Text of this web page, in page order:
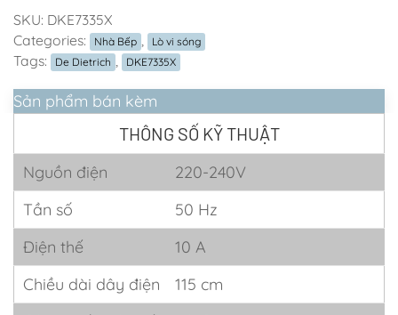
SKU: DKE7335X
Categories:
Nhà Bếp , Lò vi sóng
Tags: De Dietrich , DKE7335X
Sản phẩm bán kèm
THÔNG SỐ KỸ THUẬT
Nguồn điện
220-240V
Tần số
50 Hz
Điện thế
10 A
Chiều dài dây điện
115 cm